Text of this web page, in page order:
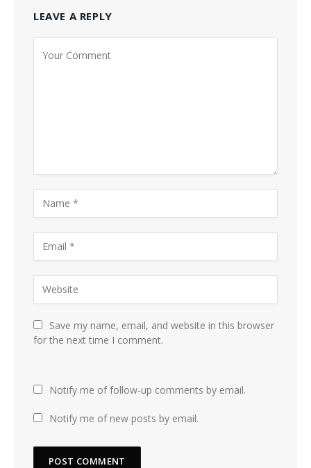
LEAVE A REPLY
Save my name, email, and website in this browser
for the next time I comment.
Notify me of follow-up comments by email.
Notify me of new posts by email.